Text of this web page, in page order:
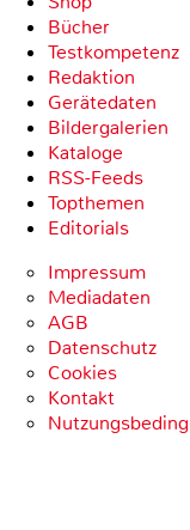
Bücher
Testkompetenz
Redaktion
Gerätedaten
Bildergalerien
Kataloge
RSS-Feeds
Topthemen
Editorials
Impressum
Mediadaten
AGB
Datenschutz
Cookies
Kontakt